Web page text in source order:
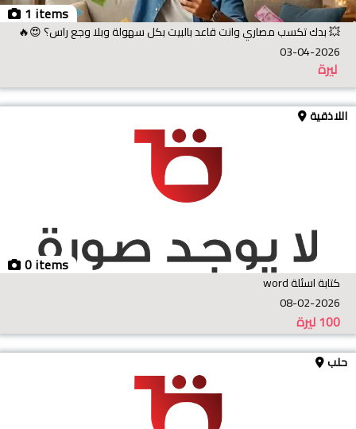
1 items
💥 بدك تكسب مصاري وانت قاعد بالبيت بكل سهولة وبلا وجع راس؟ 😍🔥
03-04-2026
ليرة
0 items
اللاذقية
كتابة اسئلة word
08-02-2026
ليرة100
حلب